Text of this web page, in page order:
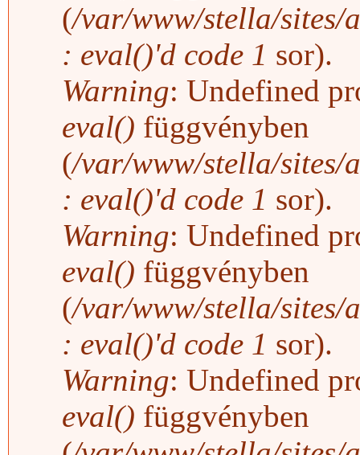
(/var/www/stella/sites/
: eval()'d code 1 sor).
Warning: Undefined
eval() függvényben
(/var/www/stella/sites/
: eval()'d code 1 sor).
Warning: Undefined
eval() függvényben
(/var/www/stella/sites/
: eval()'d code 1 sor).
Warning: Undefined
eval() függvényben